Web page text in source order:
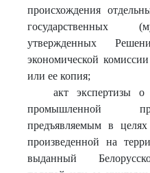
происхождения
государственных
утвержденных
экономической
или ее копия;
акт экспертизы о
промышленной
предъявляемым в
произведенной на
выданный